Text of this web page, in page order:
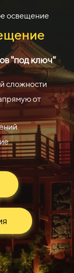
освещение
"под ключ"
сложности
от